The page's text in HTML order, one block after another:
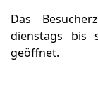
Das
dienstags bis
geöffnet.